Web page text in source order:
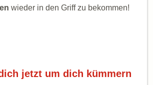
wieder in den Griff zu bekommen!
jetzt um dich kümmern